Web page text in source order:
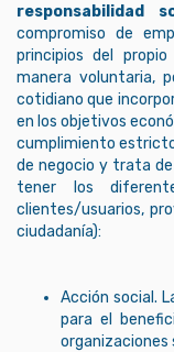
responsabilidad
compromiso de
principios del propio
manera voluntaria,
cotidiano que
en los objetivos
cumplimiento
de negocio y trata
tener los
clientes/usuarios,
ciudadanía):
Acción social.
para el
organizaciones